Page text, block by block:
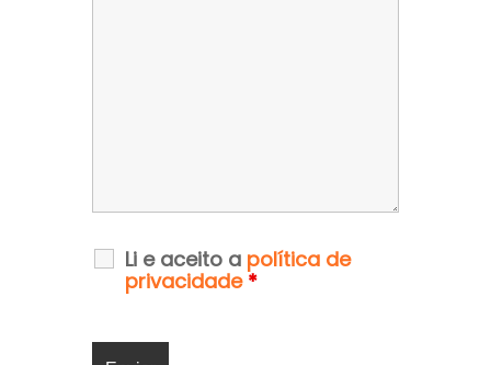
Li e aceito a política de
privacidade*